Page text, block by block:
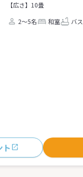
【広さ】10畳
2～5名
和室 バス
ト